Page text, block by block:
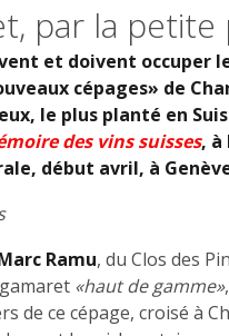
par la
et doivent occuper
cépages» de
le plus planté en
des vins suisses, à
début avril, à
Ramu, du Clos des
«haut de gamme»
de ce cépage, croisé à